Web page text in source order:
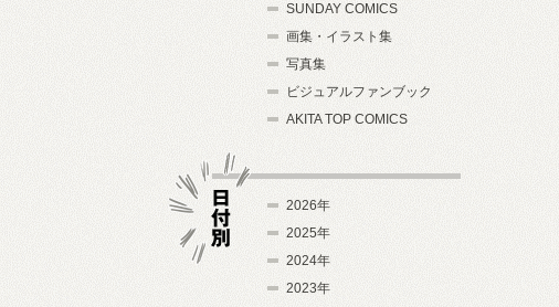
SUNDAY COMICS
画集・イラスト集
写真集
ビジュアルファンブック
AKITA TOP COMICS
2026年
2025年
2024年
2023年